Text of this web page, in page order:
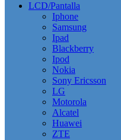
LCD/Pantalla
Iphone
Samsung
Ipad
Blackberry
Ipod
Nokia
Sony Ericsson
LG
Motorola
Alcatel
Huawei
ZTE